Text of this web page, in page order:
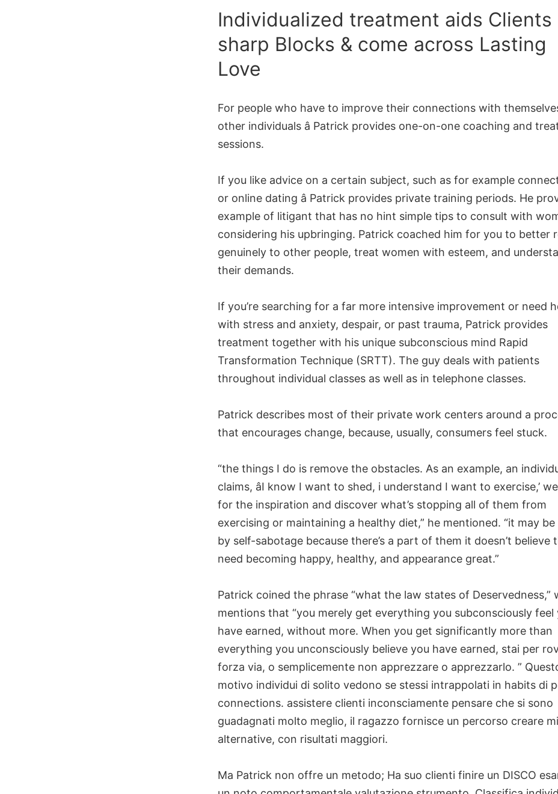
Individualized treatment aids Clients
sharp Blocks & come across Lasting
Love
For people who have to improve their connections with themselves
other individuals â Patrick provides one-on-one coaching and
sessions.
If you like advice on a certain subject, such as for example
or online dating â Patrick provides private training periods. He
example of litigant that has no hint simple tips to consult with
considering his upbringing. Patrick coached him for you to better
genuinely to other people, treat women with esteem, and
their demands.
If you’re searching for a far more intensive improvement or need
with stress and anxiety, despair, or past trauma, Patrick provides
treatment together with his unique subconscious mind Rapid
Transformation Technique (SRTT). The guy deals with patients
throughout individual classes as well as in telephone classes.
Patrick describes most of their private work centers around a
that encourages change, because, usually, consumers feel stuck.
“the things I do is remove the obstacles. As an example, an
claims, âI know I want to shed, i understand I want to exercise,’
for the inspiration and discover what’s stopping all of them from
exercising or maintaining a healthy diet,” he mentioned. “it may be
by self-sabotage because there’s a part of them it doesn’t believe
need becoming happy, healthy, and appearance great.”
Patrick coined the phrase “what the law states of Deservedness,”
mentions that “you merely get everything you subconsciously feel
have earned, without more. When you get significantly more than
everything you unconsciously believe you have earned, stai per
forza via, o semplicemente non apprezzare o apprezzarlo. ”
motivo individui di solito vedono se stessi intrappolati in habits di
connections. assistere clienti inconsciamente pensare che si sono
guadagnati molto meglio, il ragazzo fornisce un percorso creare
alternative, con risultati maggiori.
Ma Patrick non offre un metodo; Ha suo clienti finire un DISCO